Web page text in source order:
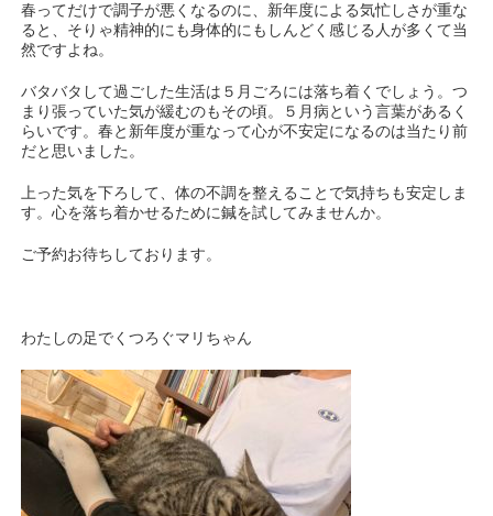
春ってだけで調子が悪くなるのに、新年度による気忙しさが重な
ると、そりゃ精神的にも身体的にもしんどく感じる人が多くて当
然ですよね。
バタバタして過ごした生活は５月ごろには落ち着くでしょう。つ
まり張っていた気が緩むのもその頃。５月病という言葉があるく
らいです。春と新年度が重なって心が不安定になるのは当たり前
だと思いました。
上った気を下ろして、体の不調を整えることで気持ちも安定しま
す。心を落ち着かせるために鍼を試してみませんか。
ご予約お待ちしております。
わたしの足でくつろぐマリちゃん